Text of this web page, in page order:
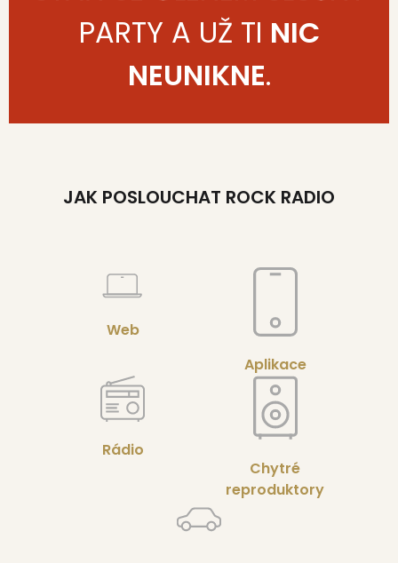
PARTY A UŽ TI NIC
NEUNIKNE.
JAK POSLOUCHAT ROCK RADIO
Web
Aplikace
Rádio
Chytré
reproduktory